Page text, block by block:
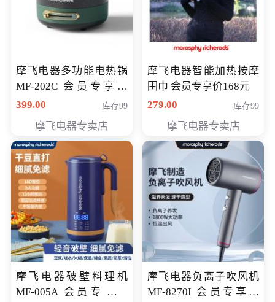
摩飞电器多功能电热锅
MF-202C 会员专享价
269元
399.00 库存99
摩飞电器专卖店
摩飞电器智能加热按摩
围巾 会员专享价168元
279.00
库存99
摩飞电器专卖店
摩飞电器破壁料理机
MF-005A 会员专享价
摩飞电器负离子吹风机
MF-8270I 会员专享价